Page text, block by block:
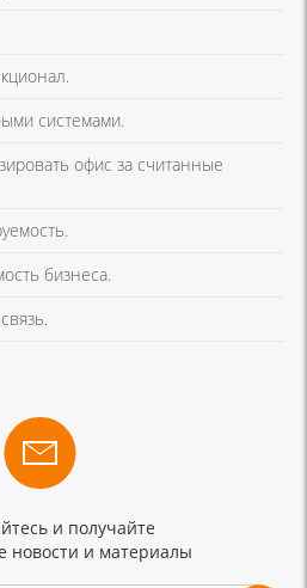
системами.
офис за считанные
бизнеса.
и получайте
новости и материалы